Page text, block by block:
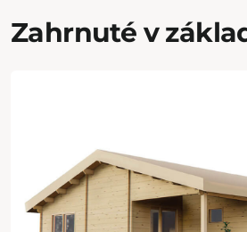
Zahrnuté v